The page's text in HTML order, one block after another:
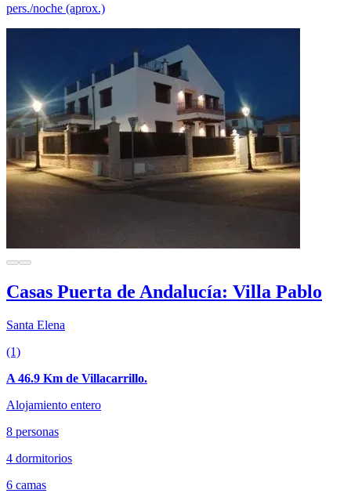
pers./noche (aprox.)
Casas Puerta de Andalucía: Villa Pablo
Santa Elena
(1)
A 46.9 Km de Villacarrillo.
Alojamiento entero
8 personas
4 dormitorios
6 camas